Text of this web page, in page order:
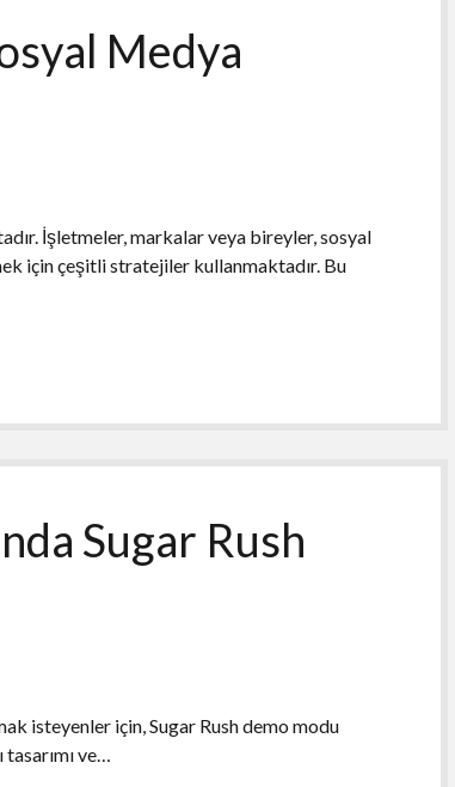
Medya
İşletmeler, markalar veya bireyler, sosyal
için çeşitli stratejiler kullanmaktadır. Bu
Sugar Rush
isteyenler için, Sugar Rush demo modu
ve…